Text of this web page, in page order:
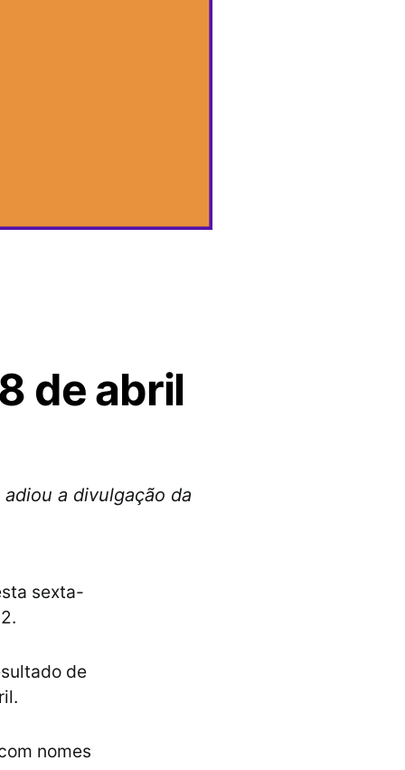
de abril
a divulgação da
sexta-
de
nomes